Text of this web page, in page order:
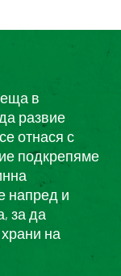
в
развие
отнася с
подкрепяме
напред и
за да
на